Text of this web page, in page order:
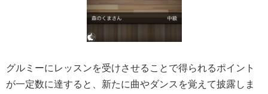
グルミーにレッスンを受けさせることで得られるポイント
が一定数に達すると、新たに曲やダンスを覚えて披露しま